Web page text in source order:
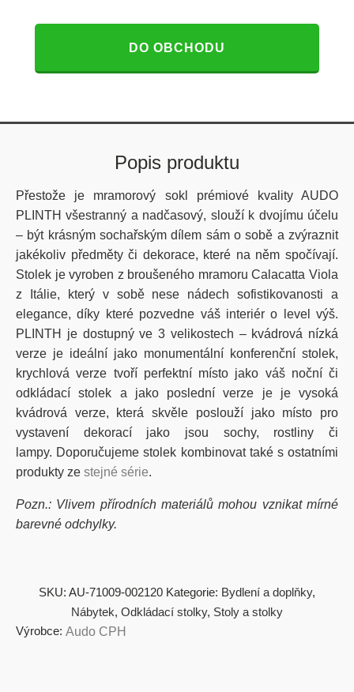
DO OBCHODU
Popis produktu
Přestože je mramorový sokl prémiové kvality AUDO
PLINTH všestranný a nadčasový, slouží k dvojímu účelu
– být krásným sochařským dílem sám o sobě a zvýraznit
jakékoliv předměty či dekorace, které na něm spočívají.
Stolek je vyroben z broušeného mramoru Calacatta Viola
z Itálie, který v sobě nese nádech sofistikovanosti a
elegance, díky které pozvedne váš interiér o level výš.
PLINTH je dostupný ve 3 velikostech – kvádrová nízká
verze je ideální jako monumentální konferenční stolek,
krychlová verze tvoří perfektní místo jako váš noční či
odkládací stolek a jako poslední verze je je vysoká
kvádrová verze, která skvěle poslouží jako místo pro
vystavení dekorací jako jsou sochy, rostliny či
lampy. Doporučujeme stolek kombinovat také s ostatními
produkty ze stejné série.
Pozn.: Vlivem přírodních materiálů mohou vznikat mírné
barevné odchylky.
SKU: AU-71009-002120 Kategorie: Bydlení a doplňky,
Nábytek, Odkládací stolky, Stoly a stolky
Výrobce: Audo CPH